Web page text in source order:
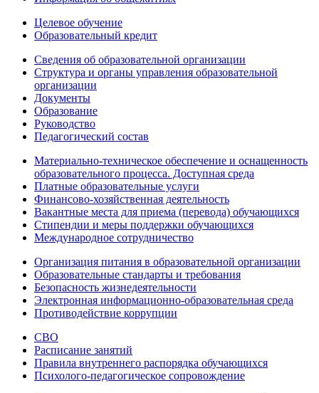
Целевое обучение
Образовательный кредит
Сведения об образовательной организации
Структура и органы управления образовательной
организации
Документы
Образование
Руководство
Педагогический состав
Материально-техническое обеспечение и оснащенность
образовательного процесса. Доступная среда
Платные образовательные услуги
Финансово-хозяйственная деятельность
Вакантные места для приема (перевода) обучающихся
Стипендии и меры поддержки обучающихся
Международное сотрудничество
Организация питания в образовательной организации
Образовательные стандарты и требования
Безопасность жизнедеятельности
Электронная информационно-образовательная среда
Противодействие коррупции
СВО
Расписание занятий
Правила внутреннего распорядка обучающихся
Психолого-педагогическое сопровождение